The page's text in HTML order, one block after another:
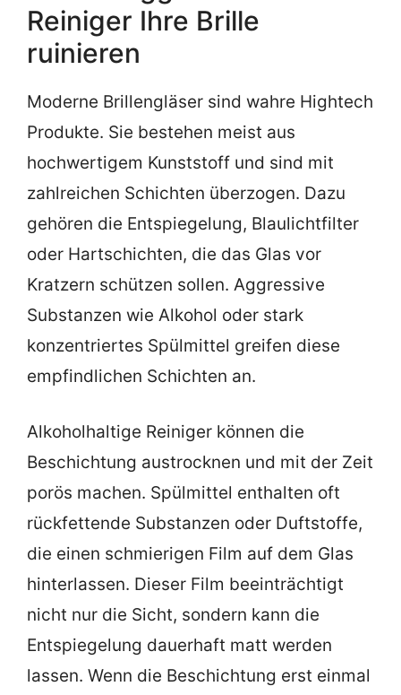
Reiniger Ihre Brille
ruinieren
Moderne Brillengläser sind wahre Hightech
Produkte. Sie bestehen meist aus
hochwertigem Kunststoff und sind mit
zahlreichen Schichten überzogen. Dazu
gehören die Entspiegelung, Blaulichtfilter
oder Hartschichten, die das Glas vor
Kratzern schützen sollen. Aggressive
Substanzen wie Alkohol oder stark
konzentriertes Spülmittel greifen diese
empfindlichen Schichten an.
Alkoholhaltige Reiniger können die
Beschichtung austrocknen und mit der Zeit
porös machen. Spülmittel enthalten oft
rückfettende Substanzen oder Duftstoffe,
die einen schmierigen Film auf dem Glas
hinterlassen. Dieser Film beeinträchtigt
nicht nur die Sicht, sondern kann die
Entspiegelung dauerhaft matt werden
lassen. Wenn die Beschichtung erst einmal